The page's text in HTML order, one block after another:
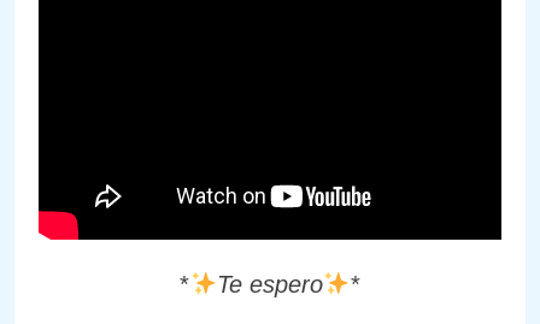
* Te espero *